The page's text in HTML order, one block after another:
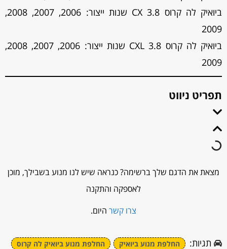
ביואיק לה קרוס 3.8 CX שנות ייצור: 2006, 2007, 2008,
2009
ביואיק לה קרוס CXL 3.8 שנות ייצור: 2006, 2007, 2008,
2009
תפריט ניווט
מצאת את הדגם שלך ברשימה? כנראה שיש לנו מנוע בשבילך, מוכן
לאספקה והתקנה
צרו קשר היום.
תגיות: החלפת מנוע ביואיק
החלפת מנוע ביואיק לה קרוס